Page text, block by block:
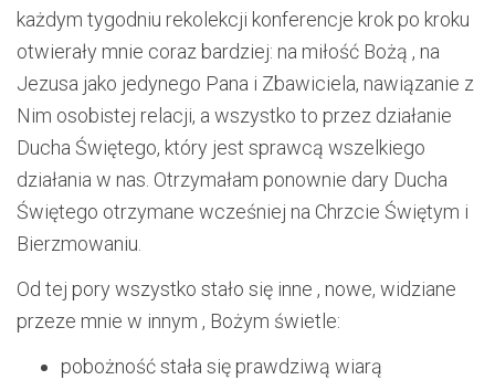
każdym tygodniu rekolekcji konferencje krok po kroku
otwierały mnie coraz bardziej: na miłość Bożą , na
Jezusa jako jedynego Pana i Zbawiciela, nawiązanie z
Nim osobistej relacji, a wszystko to przez działanie
Ducha Świętego, który jest sprawcą wszelkiego
działania w nas. Otrzymałam ponownie dary Ducha
Świętego otrzymane wcześniej na Chrzcie Świętym i
Bierzmowaniu.
Od tej pory wszystko stało się inne , nowe, widziane
przeze mnie w innym , Bożym świetle:
pobożność stała się prawdziwą wiarą